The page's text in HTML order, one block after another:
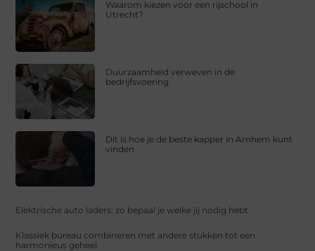
Waarom kiezen voor een rijschool in
Utrecht?
Duurzaamheid verweven in de
bedrijfsvoering
Dit is hoe je de beste kapper in Arnhem kunt
vinden
Elektrische auto laders: zo bepaal je welke jij nodig hebt
Klassiek bureau combineren met andere stukken tot een
harmonieus geheel